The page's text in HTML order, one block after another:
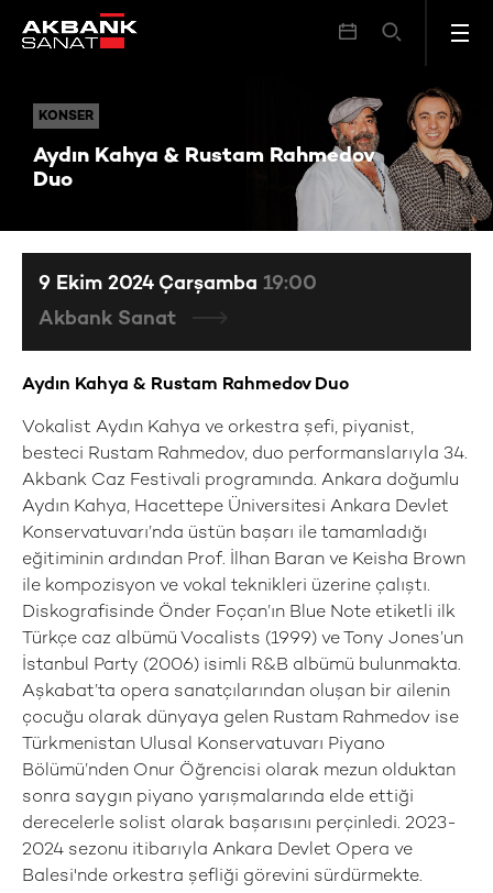
KONSER
Aydın Kahya & Rustam Rahmedov
Duo
KONSER Aydın Kahya & Rustam Rahmedov Duo
Aydın Kahya & Rustam Rahmedov Duo
Vokalist Aydın Kahya ve orkestra şefi, piyanist,
besteci Rustam Rahmedov, duo performanslarıyla 34.
Akbank Caz Festivali programında. Ankara doğumlu
Aydın Kahya, Hacettepe Üniversitesi Ankara Devlet
Konservatuvarı’nda üstün başarı ile tamamladığı
eğitiminin ardından Prof. İlhan Baran ve Keisha Brown
ile kompozisyon ve vokal teknikleri üzerine çalıştı.
Diskografisinde Önder Foçan’ın Blue Note etiketli ilk
Türkçe caz albümü Vocalists (1999) ve Tony Jones’un
İstanbul Party (2006) isimli R&B albümü bulunmakta.
Aşkabat’ta opera sanatçılarından oluşan bir ailenin
çocuğu olarak dünyaya gelen Rustam Rahmedov ise
Türkmenistan Ulusal Konservatuvarı Piyano
Bölümü’nden Onur Öğrencisi olarak mezun olduktan
sonra saygın piyano yarışmalarında elde ettiği
derecelerle solist olarak başarısını perçinledi. 2023-
2024 sezonu itibarıyla Ankara Devlet Opera ve
Balesi'nde orkestra şefliği görevini sürdürmekte.
9 Ekim 2024 Çarşamba 19:00
Akbank Sanat